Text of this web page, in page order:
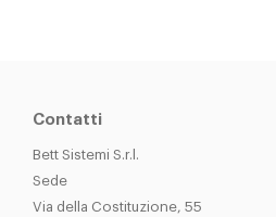
Contatti
Bett Sistemi S.r.l.
Sede
Via della Costituzione, 55